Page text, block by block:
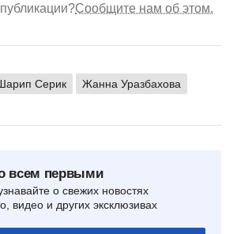
Сообщите нам об этом.
Серик Жанна Уразбахова
всем первыми
о свежих новостях
видео и других эксклюзивах